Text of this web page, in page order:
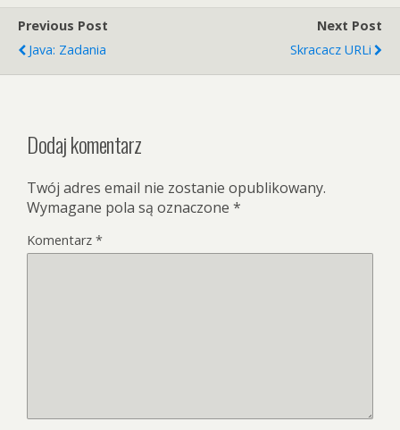
Previous Post
Java: Zadania
Next Post
Skracacz URLi
Dodaj komentarz
Twój adres email nie zostanie opublikowany.
Wymagane pola są oznaczone *
Komentarz *